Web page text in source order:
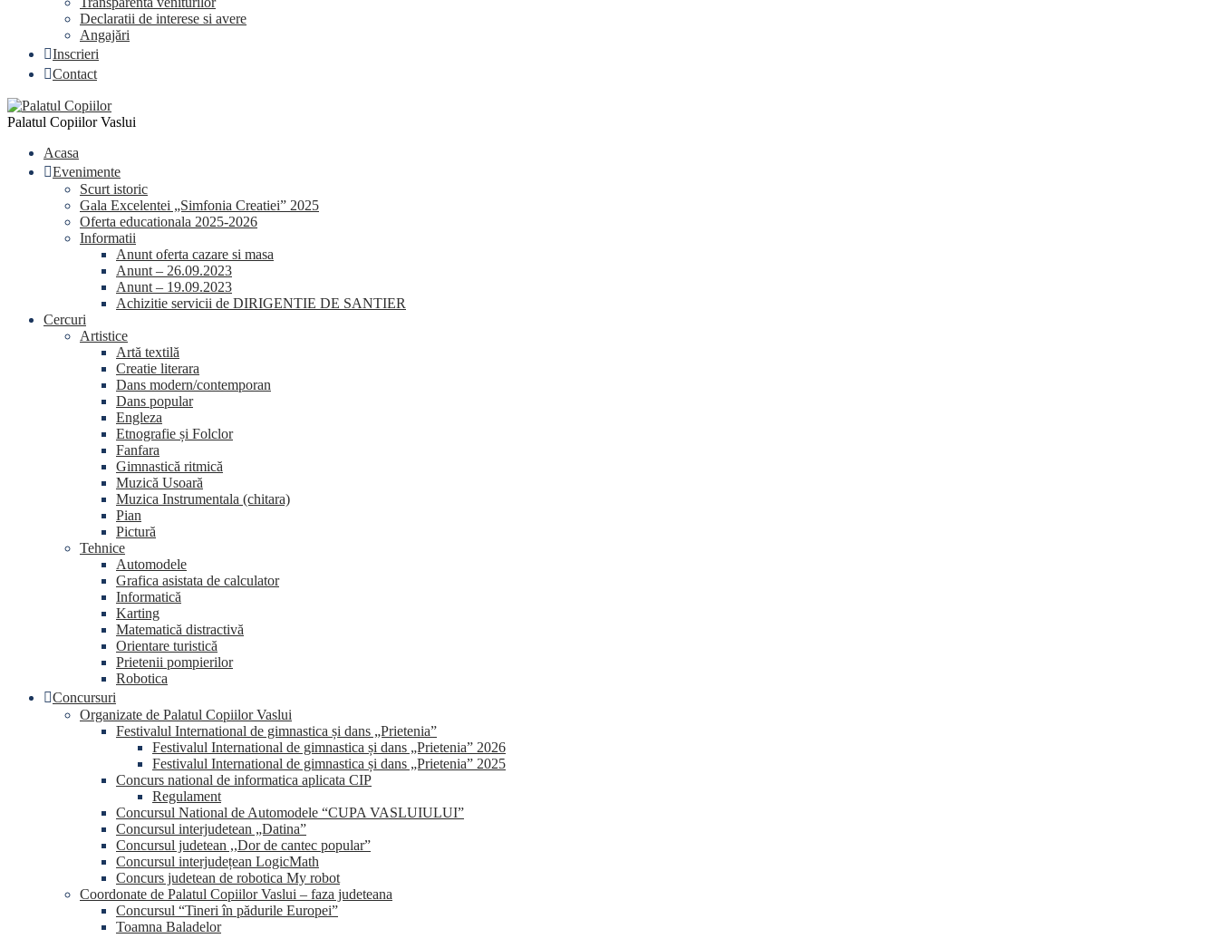
Declaratii de interese si avere
Angajări
Inscrieri
Contact
Palatul Copiilor Vaslui
Acasa
Evenimente
Scurt istoric
Gala Excelentei „Simfonia Creatiei” 2025
Oferta educationala 2025-2026
Informatii
Anunt oferta cazare si masa
Anunt – 26.09.2023
Anunt – 19.09.2023
Achizitie servicii de DIRIGENTIE DE SANTIER
Cercuri
Artistice
Artă textilă
Creatie literara
Dans modern/contemporan
Dans popular
Engleza
Etnografie și Folclor
Fanfara
Gimnastică ritmică
Muzică Usoară
Muzica Instrumentala (chitara)
Pian
Pictură
Tehnice
Automodele
Grafica asistata de calculator
Informatică
Karting
Matematică distractivă
Orientare turistică
Prietenii pompierilor
Robotica
Concursuri
Organizate de Palatul Copiilor Vaslui
Festivalul International de gimnastica și dans „Prietenia”
Festivalul International de gimnastica și dans „Prietenia” 2026
Festivalul International de gimnastica și dans „Prietenia” 2025
Concurs national de informatica aplicata CIP
Regulament
Concursul National de Automodele “CUPA VASLUIULUI”
Concursul interjudetean „Datina”
Concursul judetean ,,Dor de cantec popular”
Concursul interjudețean LogicMath
Concurs judetean de robotica My robot
Coordonate de Palatul Copiilor Vaslui – faza judeteana
Concursul “Tineri în pădurile Europei”
Toamna Baladelor